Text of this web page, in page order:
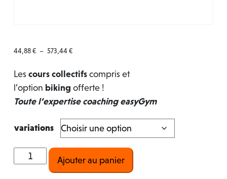
44,88€ – 573,44€de
à
Lescours collectifscompris et
l’option biking offerte !
Toute l’expertise coaching easyGym
variations
quantité
de
Ajouter au panier